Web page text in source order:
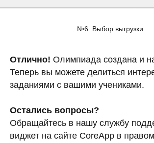
№6. Выбор выгрузки
Отлично! Олимпиада создана и
Теперь вы можете делиться
заданиями с вашими учениками.
Остались вопросы?
Обращайтесь в нашу службу
виджет на сайте CoreApp в